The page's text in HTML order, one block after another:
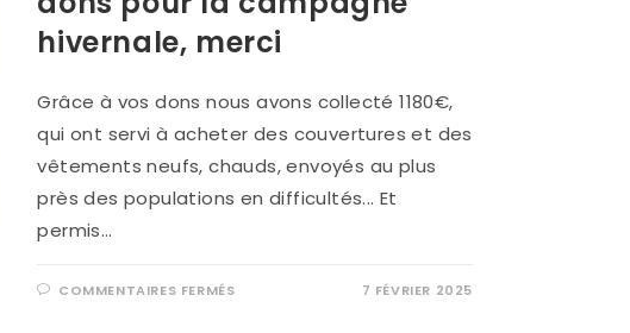
hivernale, merci
Grâce à vos dons nous avons collecté 1180€,
qui ont servi à acheter des couvertures et des
vêtements neufs, chauds, envoyés au plus
près des populations en difficultés... Et
permis…
COMMENTAIRES FERMÉS 7 FÉVRIER 2025